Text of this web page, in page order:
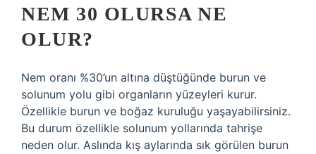
NEM 30 OLURSA NE
OLUR?
Nem oranı %30’un altına düştüğünde burun ve
solunum yolu gibi organların yüzeyleri kurur.
Özellikle burun ve boğaz kuruluğu yaşayabilirsiniz.
Bu durum özellikle solunum yollarında tahrişe
neden olur. Aslında kış aylarında sık görülen burun